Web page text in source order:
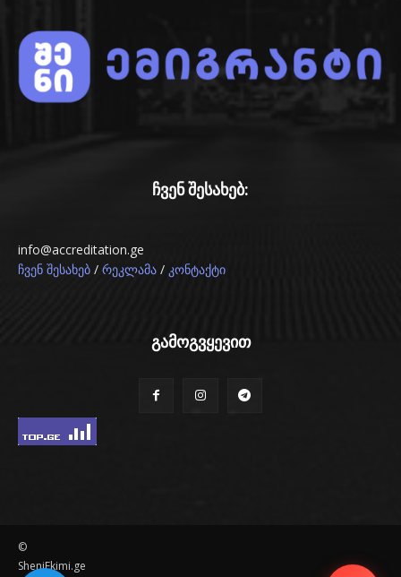
ჩვენ შესახებ:
info@accreditation.ge
ჩვენ შესახებ / რეკლამა / კონტაქტი
გამოგვყევით
©
SheniEkimi.ge